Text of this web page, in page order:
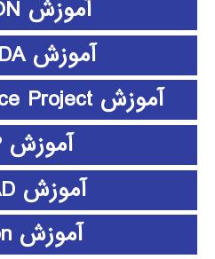
آموزش LUMION
آموزش MAXQDA
آموزش Microsoft Office Project
آموزش PHP
آموزش PSCAD
آموزش python